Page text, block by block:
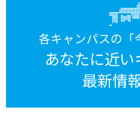
各キャンパスの「
あなたに近
最新情